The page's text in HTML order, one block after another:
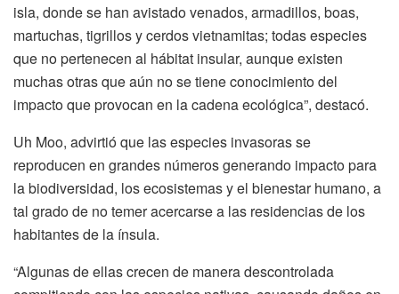
isla, donde se han avistado venados, armadillos, boas,
martuchas, tigrillos y cerdos vietnamitas; todas especies
que no pertenecen al hábitat insular, aunque existen
muchas otras que aún no se tiene conocimiento del
impacto que provocan en la cadena ecológica”, destacó.
Uh Moo, advirtió que las especies invasoras se
reproducen en grandes números generando impacto para
la biodiversidad, los ecosistemas y el bienestar humano, a
tal grado de no temer acercarse a las residencias de los
habitantes de la ínsula.
“Algunas de ellas crecen de manera descontrolada